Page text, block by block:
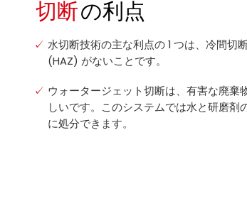
切断の利点
水切断技術の主な利点の 1 つは、冷間切
(HAZ) がないことです。
ウォータージェット切断は、有害な廃
しいです。このシステムでは水と研磨
に処分できます。